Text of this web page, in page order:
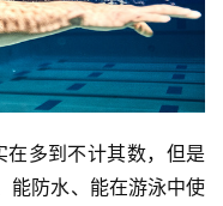
多到不计其数，但是
能防水、能在游泳中使